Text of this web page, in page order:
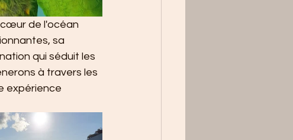
cœur de l'océan
sa
qui séduit les
à travers les
expérience